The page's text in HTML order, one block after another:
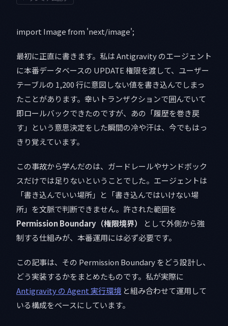
import Image from 'next/image';
最初に正直に書きます。私は Antigravity のエージェント
に本番データベースの UPDATE 権限を渡して、ユーザー
テーブルの 1,200 行に意図しない値を書き込んでしまっ
たことがあります。幸いトランザクションで囲んでいて
即ロールバックできたのですが、あの「履歴を巻き戻
す」という意思決定をした瞬間の冷や汗は、今でもはっ
きり覚えています。
この事故から学んだのは、ガードレールやサンドボック
スだけでは足りないということでした。エージェントは
「書き込んでいい場所」と「書き込んではいけない場
所」を文脈で判断できません。許された範囲を
Permission Boundary（権限境界）
として外側から強
制する仕組みが、本番運用には必ず必要です。
この記事は、その Permission Boundary をどう設計し、
どう実装するかをまとめたものです。私が実際に
Antigravity の Agent 実行環境 と組み合わせて運用して
いる構成をベースにしています。